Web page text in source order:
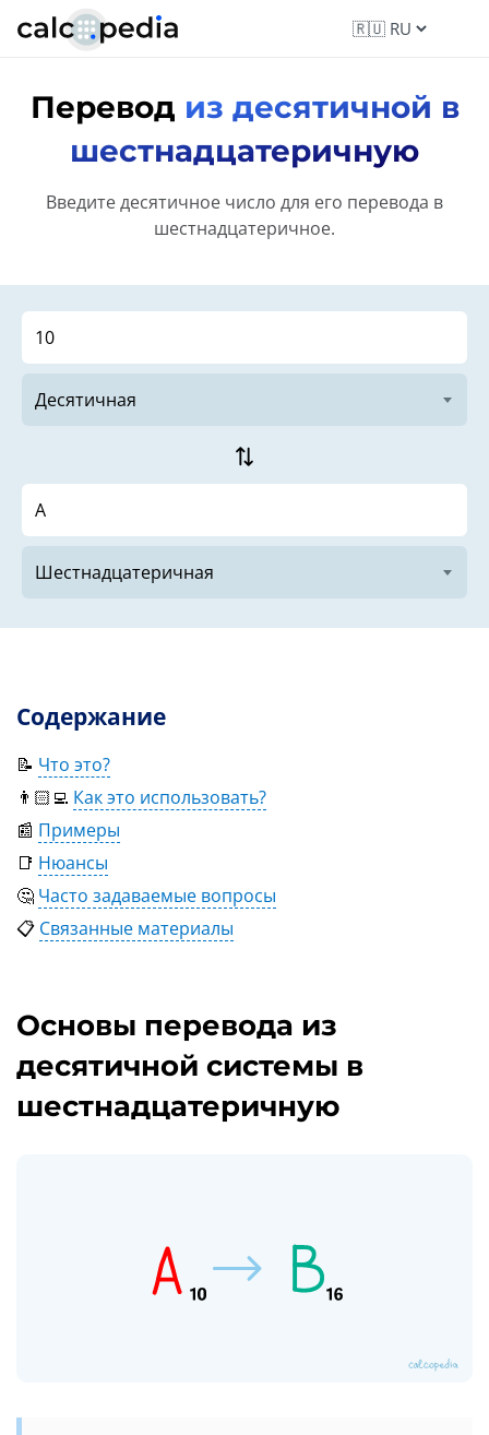
Перевод из десятичной в
шестнадцатеричную
Введите десятичное число для его перевода в
шестнадцатеричное.
sync_alt
Содержание
📝 Что это?
👨🏻‍💻 Как это использовать?
📰 Примеры
📑 Нюансы
🤔 Часто задаваемые вопросы
📋 Связанные материалы
Основы перевода из
десятичной системы в
шестнадцатеричную